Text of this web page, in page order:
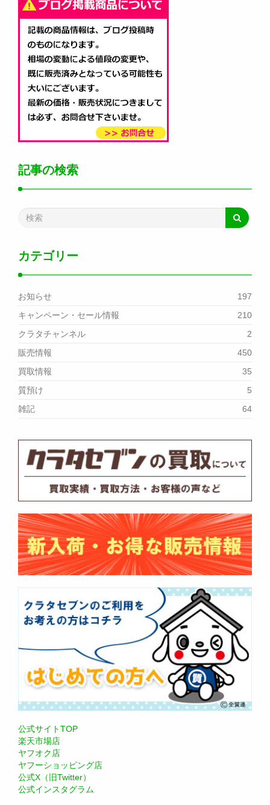
記事の検索
カテゴリー
お知らせ
197
キャンペーン・セール情報
210
クラタチャンネル
2
販売情報
450
買取情報
35
質預け
5
雑記
64
公式サイトTOP
楽天市場店
ヤフオク店
ヤフーショッピング店
公式X（旧Twitter）
公式インスタグラム